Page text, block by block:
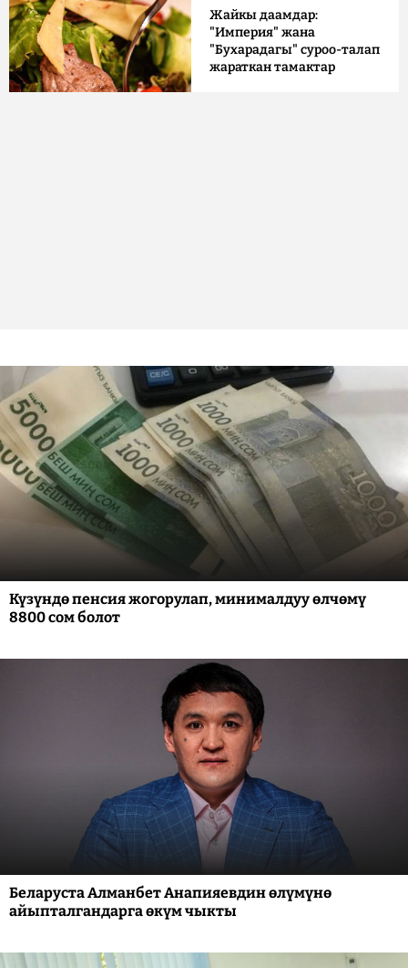
Жайкы даамдар:
"Империя" жана
"Бухарадагы" суроо-талап
жараткан тамактар
Күзүндө пенсия жогорулап, минималдуу өлчөмү
8800 сом болот
Беларуста Алманбет Анапияевдин өлүмүнө
айыпталгандарга өкүм чыкты